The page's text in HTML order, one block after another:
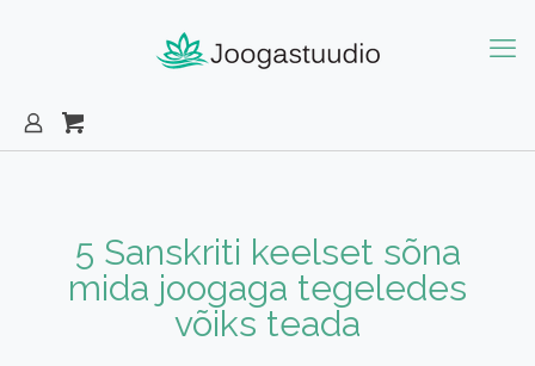
5 Sanskriti keelset sõna
mida joogaga tegeledes
võiks teada